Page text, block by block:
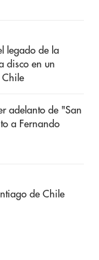
legado de la
disco en un
Chile
adelanto de "San
a Fernando
de Chile